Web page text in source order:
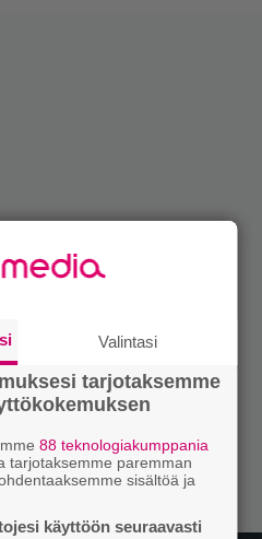
Valintasi
tarjotaksemme
88 teknologiakumppania
tarjotaksemme paremman
sisältöä ja
käyttöön seuraavasti